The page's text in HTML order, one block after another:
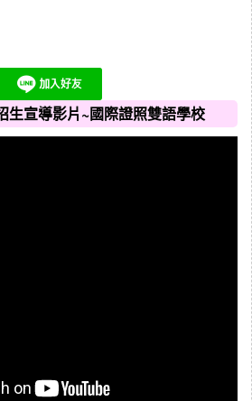
生宣導影片~國際證照雙語學校